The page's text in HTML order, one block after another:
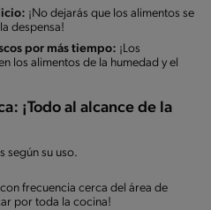
¡No dejarás que los alimentos se
despensa!
por más tiempo: ¡Los
los alimentos de la humedad y el
¡Todo al alcance de la
según su uso.
frecuencia cerca del área de
por toda la cocina!